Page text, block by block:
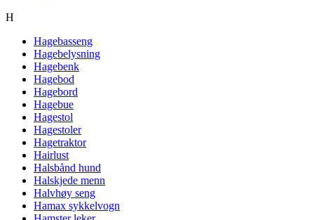
H
Hagebasseng
Hagebelysning
Hagebenk
Hagebod
Hagebord
Hagebue
Hagestol
Hagestoler
Hagetraktor
Hairlust
Halsbånd hund
Halskjede menn
Halvhøy seng
Hamax sykkelvogn